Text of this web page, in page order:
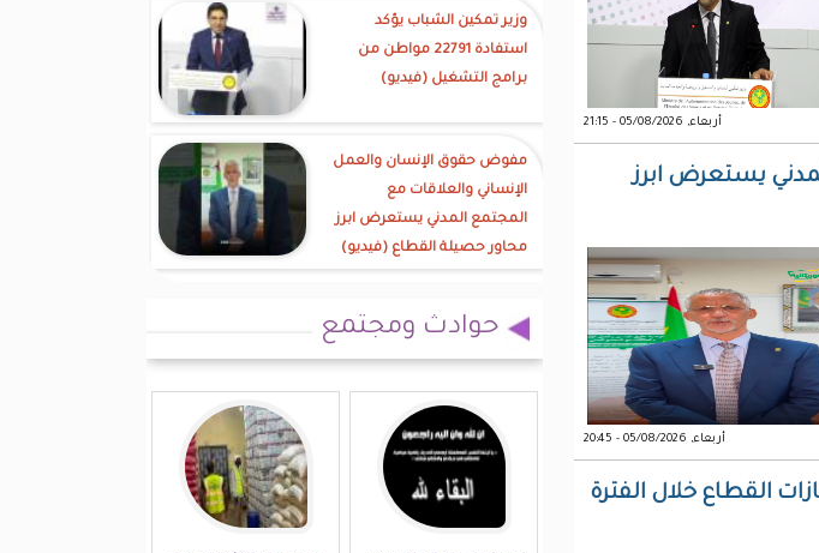
أربعاء, 05/08/2026 - 21:15
يستعرض ابرز
أربعاء, 05/08/2026 - 20:45
القطاع خلال الفترة
وزير تمكين الشباب يؤكد
استفادة 22791 مواطن من
برامج التشغيل (فيديو)
مفوض حقوق الإنسان والعمل
الإنساني والعلاقات مع
المجتمع المدني يستعرض ابرز
محاور حصيلة القطاع (فيديو)
حوادث ومجتمع